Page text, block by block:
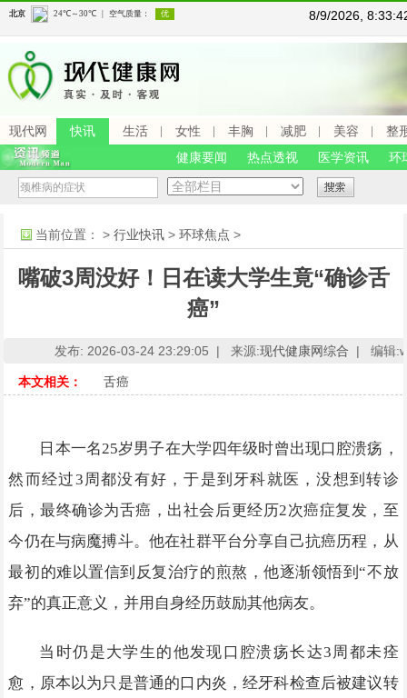
8/9/2026,
现代网 快讯 生活 女性 丰胸 减肥 美容
整
健康要闻
热点透视 医学资讯 环
当前位置： >行业快讯 >环球焦点 >
嘴破3周没好！日在读大学生竟“确诊舌
癌”
发布: 2026-03-24 23:29:05 | 来源:现代健康网综合 | 编辑
本文相关： 舌癌
日本一名25岁男子在大学四年级时曾出现口腔溃疡，
然而经过3周都没有好，于是到牙科就医，没想到转诊
后，最终确诊为舌癌，出社会后更经历2次癌症复发，至
今仍在与病魔搏斗。他在社群平台分享自己抗癌历程，从
最初的难以置信到反复治疗的煎熬，他逐渐领悟到“不放
弃”的真正意义，并用自身经历鼓励其他病友。
当时仍是大学生的他发现口腔溃疡长达3周都未痊
愈，原本以为只是普通的口内炎，经牙科检查后被建议转